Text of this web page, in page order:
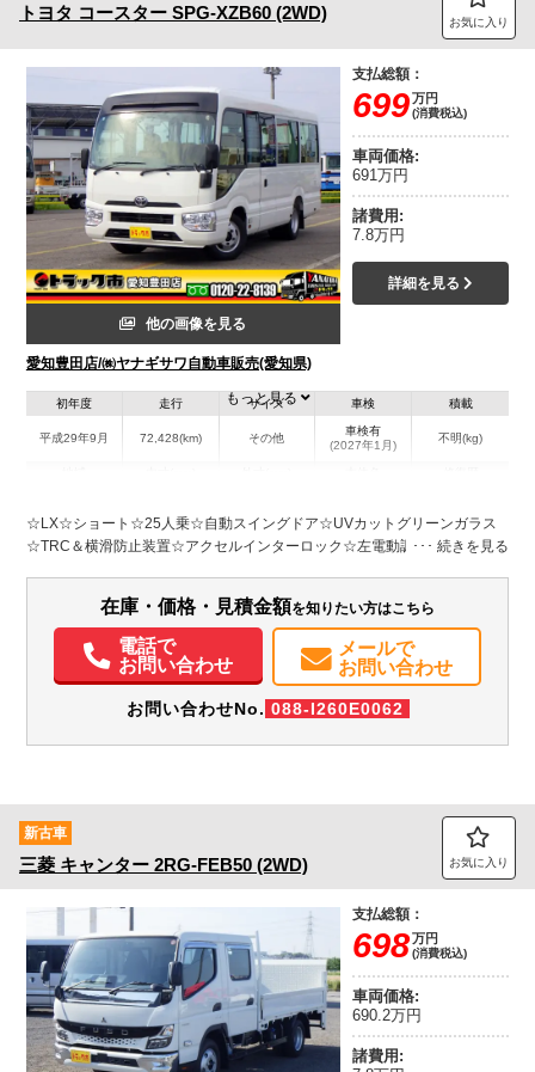
トヨタ コースター SPG-XZB60 (2WD) お気に入り
他の画像を見る
愛知豊田店/㈱ヤナギサワ自動車販売(愛知県)
支払総額：
699万円
(消費税込)
車両価格:
691万円
諸費用:
7.8万円
詳細を見る
初年度
平成29年9月
走行
72,428(km)
サイズ
その他
車検
車検有
(2027年1月)
積載
不明(kg)
-
W:2,080
H:2,630
ABS エアバッグ 電動格納ミラー ETC
記録簿（一部含む）
取扱説明書（一部含む）
メンテナンスノート（保証書）
もっと見る
☆LX☆ショート☆25人乗☆自動スイングドア☆UVカットグリーンガラス
☆TRC＆横滑防止装置☆アクセルインターロック☆左電動調整格納ミラー
☆カーテン☆ETC/純正CD/AM&FM☆保証書・記録簿
在庫・価格・見積金額を知りたい方はこちら
電話で
お問い合わせ
メールで
お問い合わせ
お問い合わせNo. 088-I260E0062
新古車
三菱 キャンター 2RG-FEB50 (2WD) お気に入り
支払総額：
698万円
(消費税込)
車両価格:
690.2万円
諸費用: